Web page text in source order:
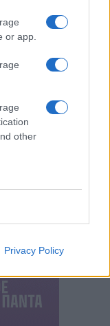
or app.
other
Privacy Policy